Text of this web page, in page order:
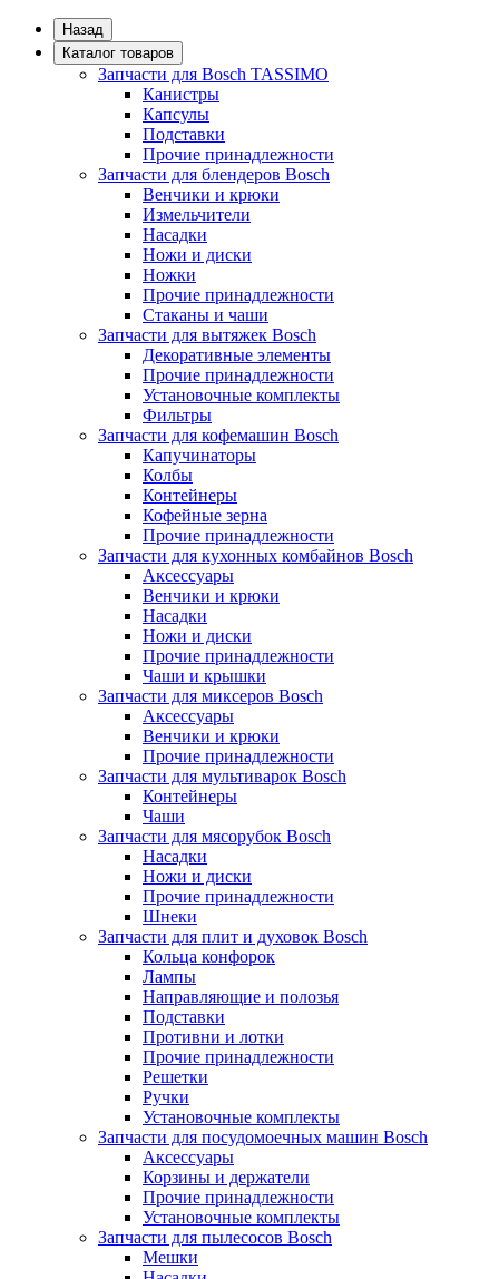
Назад
Каталог товаров
Запчасти для Bosch TASSIMO
Канистры
Капсулы
Подставки
Прочие принадлежности
Запчасти для блендеров Bosch
Венчики и крюки
Измельчители
Насадки
Ножи и диски
Ножки
Прочие принадлежности
Стаканы и чаши
Запчасти для вытяжек Bosch
Декоративные элементы
Прочие принадлежности
Установочные комплекты
Фильтры
Запчасти для кофемашин Bosch
Капучинаторы
Колбы
Контейнеры
Кофейные зерна
Прочие принадлежности
Запчасти для кухонных комбайнов Bosch
Аксессуары
Венчики и крюки
Насадки
Ножи и диски
Прочие принадлежности
Чаши и крышки
Запчасти для миксеров Bosch
Аксессуары
Венчики и крюки
Прочие принадлежности
Запчасти для мультиварок Bosch
Контейнеры
Чаши
Запчасти для мясорубок Bosch
Насадки
Ножи и диски
Прочие принадлежности
Шнеки
Запчасти для плит и духовок Bosch
Кольца конфорок
Лампы
Направляющие и полозья
Подставки
Противни и лотки
Прочие принадлежности
Решетки
Ручки
Установочные комплекты
Запчасти для посудомоечных машин Bosch
Аксессуары
Корзины и держатели
Прочие принадлежности
Установочные комплекты
Запчасти для пылесосов Bosch
Мешки